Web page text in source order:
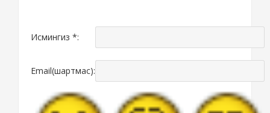
Исмингиз *:
Email(шартмас):